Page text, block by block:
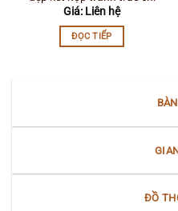
Giá: Liên hệ
ĐỌC TIẾP
ĐỒ